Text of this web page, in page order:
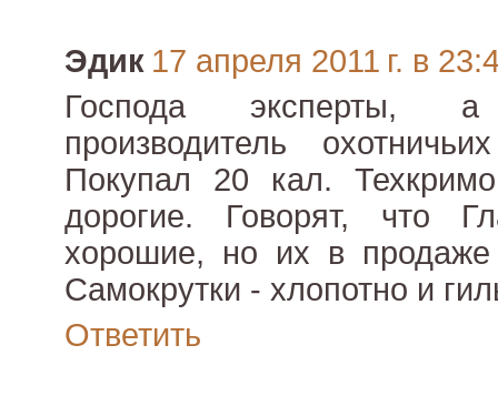
Эдик 17 апреля 2011 г. в
Господа эксперты,
производитель
Покупал 20 кал.
дорогие. Говорят, что
хорошие, но их в
Самокрутки - хлопотно и
Ответить